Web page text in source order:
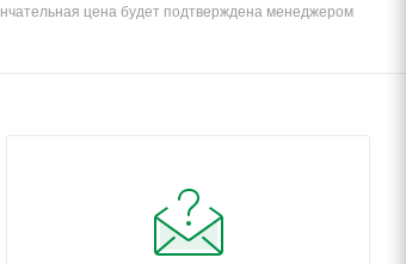
цена будет подтверждена менеджером